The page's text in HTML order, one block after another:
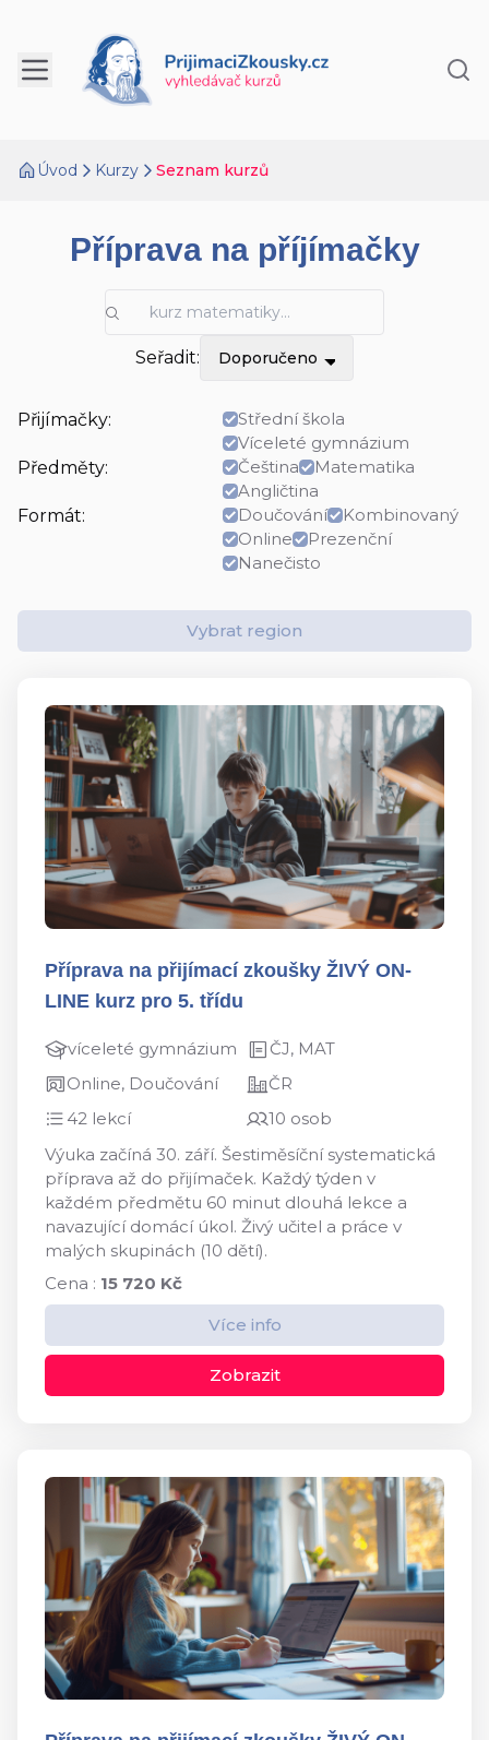
Úvod Kurzy Seznam kurzů
Příprava na příjímačky
Seřadit: Doporučeno
Přijímačky:
Střední škola
Víceleté gymnázium
Předměty:
Čeština
Matematika
Angličtina
Formát:
Doučování
Kombinovaný
Online
Prezenční
Nanečisto
Vybrat region
Příprava na přijímací zkoušky ŽIVÝ ON-
LINE kurz pro 5. třídu
víceleté gymnázium
ČJ, MAT
Online, Doučování
ČR
42 lekcí
10 osob
Výuka začíná 30. září. Šestiměsíční systematická
příprava až do přijímaček. Každý týden v
každém předmětu 60 minut dlouhá lekce a
navazující domácí úkol. Živý učitel a práce v
malých skupinách (10 dětí).
Cena : 15 720 Kč
Více info
Zobrazit